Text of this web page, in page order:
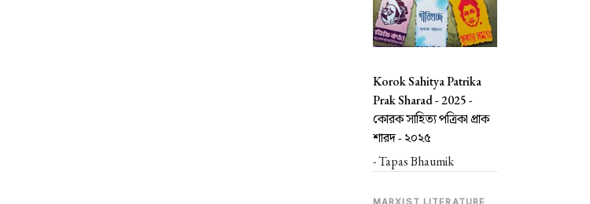
Korok Sahitya Patrika
Prak Sharad - 2025 -
কোরক সাহিত্য পত্রিকা প্রাক
শারদ - ২০২৫
- Tapas Bhaumik